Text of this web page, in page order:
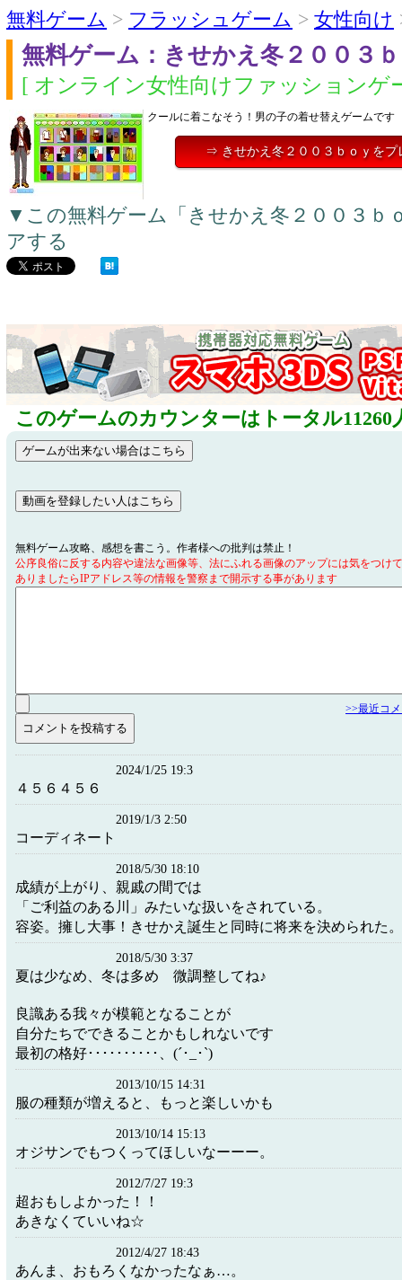
無料ゲーム > フラッシュゲーム > 女性向け
無料ゲーム：きせかえ冬２００３
[ オンライン女性向けファッションゲ
クールに着こなそう！男の子の着せ替えゲームです
⇒ きせかえ冬２００３ｂｏｙをプ
▼この無料ゲーム「きせかえ冬２００３ｂ
アする
このゲームのカウンターはトータル11260
無料ゲーム攻略、感想を書こう。作者様への批判は禁止！
公序良俗に反する内容や違法な画像等、法にふれる画像のアップには気をつけ
ありましたらIPアドレス等の情報を警察まで開示する事があります
>>最近コ
2024/1/25 19:3
４５６４５６
2019/1/3 2:50
コーディネート
2018/5/30 18:10
成績が上がり、親戚の間では
「ご利益のある川」みたいな扱いをされている。
容姿。擁し大事！きせかえ誕生と同時に将来を決められた。
2018/5/30 3:37
夏は少なめ、冬は多め 微調整してね♪
良識ある我々が模範となることが
自分たちでできることかもしれないです
最初の格好･･････････、(´･_･`)
2013/10/15 14:31
服の種類が増えると、もっと楽しいかも
2013/10/14 15:13
オジサンでもつくってほしいなーーー。
2012/7/27 19:3
超おもしよかった！！
あきなくていいね☆
2012/4/27 18:43
あんま、おもろくなかったなぁ…。